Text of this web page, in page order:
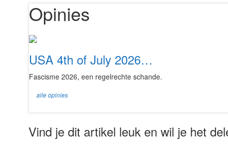
Opinies
USA 4th of July 2026…
Fascisme 2026, een regelrechte schande.
alle opinies
Vind je dit artikel leuk en wil je het